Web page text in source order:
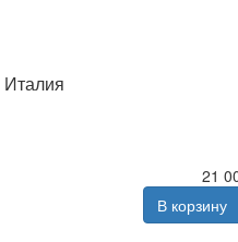
Италия
21
В корзину